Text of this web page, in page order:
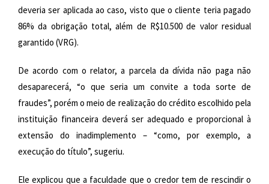
deveria ser aplicada ao caso, visto que o cliente teria pagado
86% da obrigação total, além de R$10.500 de valor residual
garantido (VRG).
De acordo com o relator, a parcela da dívida não paga não
desaparecerá, “o que seria um convite a toda sorte de
fraudes”, porém o meio de realização do crédito escolhido pela
instituição financeira deverá ser adequado e proporcional à
extensão do inadimplemento – “como, por exemplo, a
execução do título”, sugeriu.
Ele explicou que a faculdade que o credor tem de rescindir o